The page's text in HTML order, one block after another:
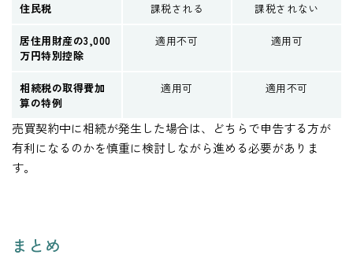
住民税 課税される 課税されない
居住用財産の3,000
万円特別控除
適用不可 適用可
相続税の取得費加
算の特例
適用可 適用不可
売買契約中に相続が発生した場合は、どちらで申告する方が
有利になるのかを慎重に検討しながら進める必要がありま
す。
まとめ